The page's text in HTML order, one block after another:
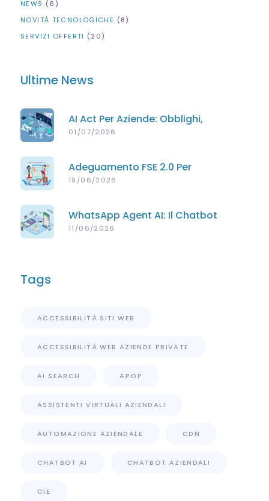
NEWS (6)
NOVITÀ TECNOLOGICHE (8)
SERVIZI OFFERTI (20)
Ultime News
AI Act Per Aziende: Obblighi,
Scadenze E Supporto Per PMI
01/07/2026
Adeguamento FSE 2.0 Per
Poliambulatori Privati
19/06/2026
WhatsApp Agent AI: Il Chatbot
Intelligente Che Risponde Ai Tuoi
11/06/2026
Tags
ACCESSIBILITÀ SITI WEB
ACCESSIBILITÀ WEB AZIENDE PRIVATE
AI SEARCH APOP
ASSISTENTI VIRTUALI AZIENDALI
AUTOMAZIONE AZIENDALE CDN
CHATBOT AI CHATBOT AZIENDALI
CIE